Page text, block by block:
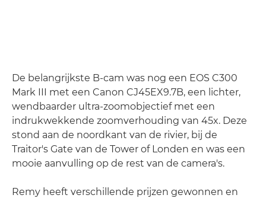
De belangrijkste B-cam was nog een EOS C300
Mark III met een Canon CJ45EX9.7B, een lichter,
wendbaarder ultra-zoomobjectief met een
indrukwekkende zoomverhouding van 45x. Deze
stond aan de noordkant van de rivier, bij de
Traitor's Gate van de Tower of Londen en was een
mooie aanvulling op de rest van de camera's.
Remy heeft verschillende prijzen gewonnen en